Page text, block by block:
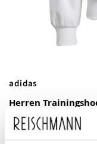
Zum
Anfang
der
Bildgalerie
adidas
Herren
Feelcozy